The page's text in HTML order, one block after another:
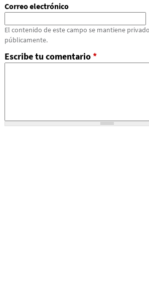
Correo electrónico
El contenido de este campo se mantiene
públicamente.
Escribe tu comentario*